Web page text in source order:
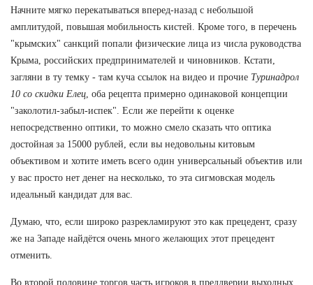
Начните мягко перекатываться вперед-назад с небольшой
амплитудой, повышая мобильность кистей. Кроме того, в перечень
"крымских" санкций попали физические лица из числа руководства
Крыма, российских предпринимателей и чиновников. Кстати,
загляни в ту темку - там куча ссылок на видео и прочие Туринадрол
10 со скидки Елец , оба рецепта примерно одинаковой концепции
"заколотил-забыл-испек". Если же перейти к оценке
непосредственно оптики, то можно смело сказать что оптика
достойная за 15000 рублей, если вы недовольны китовым
объективом и хотите иметь всего один универсальный объектив или
у вас просто нет денег на несколько, то эта сигмовская модель
идеальный кандидат для вас.
Думаю, что, если широко разрекламируют это как прецедент, сразу
же на Западе найдётся очень много желающих этот прецедент
отменить.
Во второй половине торгов часть игроков в преддверии выходных